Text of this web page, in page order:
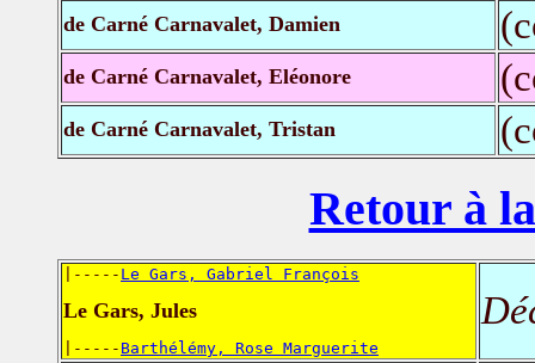
de Carné Carnavalet, Damien
de Carné Carnavalet, Eléonore
de Carné Carnavalet, Tristan
Retour à
|----- Le Gars, Gabriel François
Le Gars, Jules
|----- Barthélémy, Rose Marguerite